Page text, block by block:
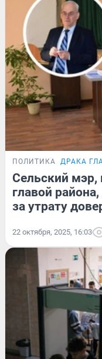
ПОЛИТИКА ДРАКА
Сельский мэр,
главой
за утрату
22 октября, 2025, 16:03